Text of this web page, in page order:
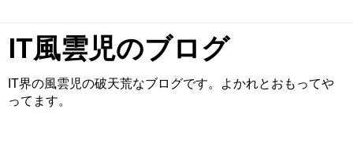
IT風雲児のブログ
IT界の風雲児の破天荒なブログです。よかれとおもってや
ってます。